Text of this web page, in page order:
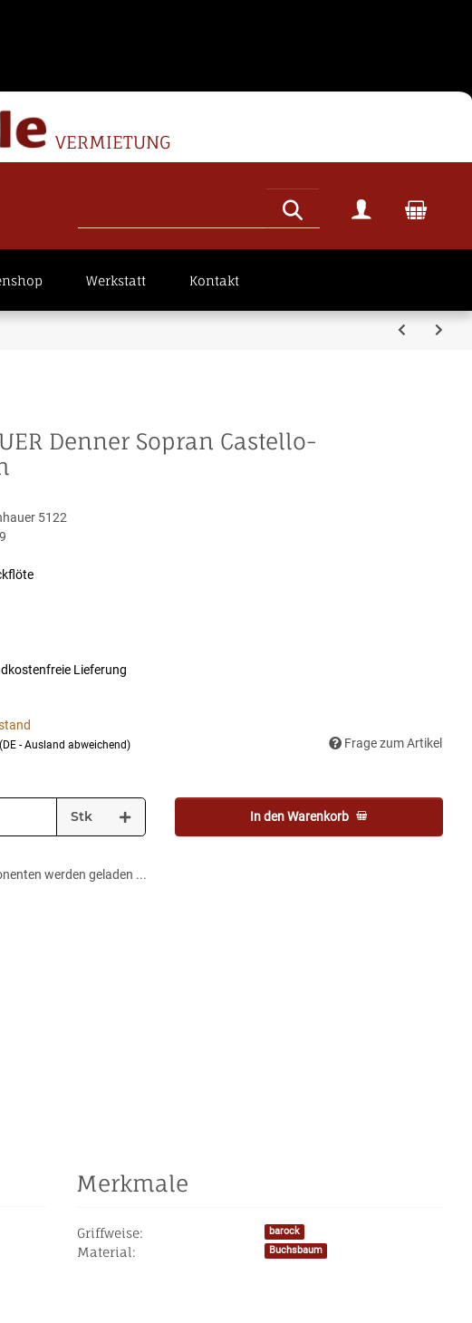
--
VERMIETUNG
Werkstatt Kontakt
Denner Sopran Castello-
5122
Lieferung
(DE - Ausland abweichend) Frage zum Artikel
Stk In den Warenkorb
werden geladen ...
Merkmale
Produkteigenschaft
Wert
Griffweise: barock
Material: Buchsbaum